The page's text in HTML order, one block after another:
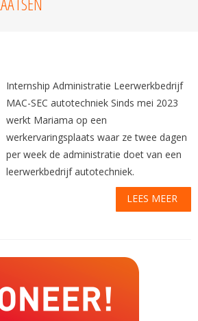
Internship Administratie Leerwerkbedrijf
MAC-SEC autotechniek Sinds mei 2023
werkt Mariama op een
werkervaringsplaats waar ze twee dagen
per week de administratie doet van een
leerwerkbedrijf autotechniek.
LEES MEER